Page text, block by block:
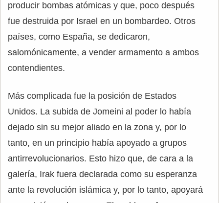
producir bombas atómicas y que, poco después
fue destruida por Israel en un bombardeo. Otros
países, como España, se dedicaron,
salomónicamente, a vender armamento a ambos
contendientes.
Más complicada fue la posición de Estados
Unidos. La subida de Jomeini al poder lo había
dejado sin su mejor aliado en la zona y, por lo
tanto, en un principio había apoyado a grupos
antirrevolucionarios. Esto hizo que, de cara a la
galería, Irak fuera declarada como su esperanza
ante la revolución islámica y, por lo tanto, apoyará